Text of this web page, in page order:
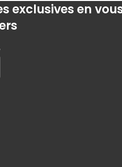
exclusives en